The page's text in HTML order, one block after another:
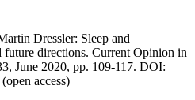
Dressler: Sleep and
directions. Current Opinion in
June 2020, pp. 109-117. DOI:
(open access)